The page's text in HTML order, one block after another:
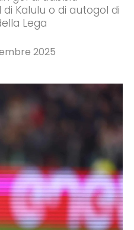
Kalulu o di autogol di
Lega
2025